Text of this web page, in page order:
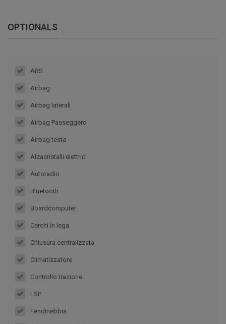
OPTIONALS
ABS
Airbag
Airbag laterali
Airbag Passeggero
Airbag testa
Alzacristalli elettrici
Autoradio
Bluetooth
Boardcomputer
Cerchi in lega
Chiusura centralizzata
Climatizzatore
Controllo trazione
ESP
Fendinebbia